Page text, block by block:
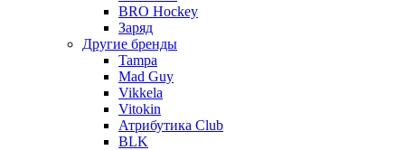
BRO Hockey
Заряд
Другие бренды
Tampa
Mad Guy
Vikkela
Vitokin
Атрибутика Club
BLK